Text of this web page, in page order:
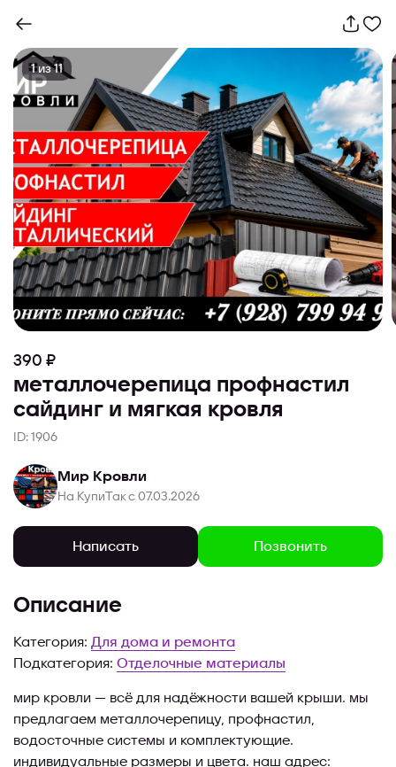
1из11
390 ₽
металлочерепица профнастил
сайдинг и мягкая кровля
ID: 1906
Мир Кровли
На КупиТак с 07.03.2026
Написать Позвонить
Описание
Категория: Для дома и ремонта
Подкатегория: Отделочные материалы
мир кровли — всё для надёжности вашей крыши. мы
предлагаем металлочерепицу, профнастил,
водосточные системы и комплектующие.
индивидуальные размеры и цвета. наш адрес: